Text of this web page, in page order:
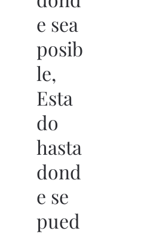
e sea
posib
le,
Esta
do
hasta
dond
e se
pued